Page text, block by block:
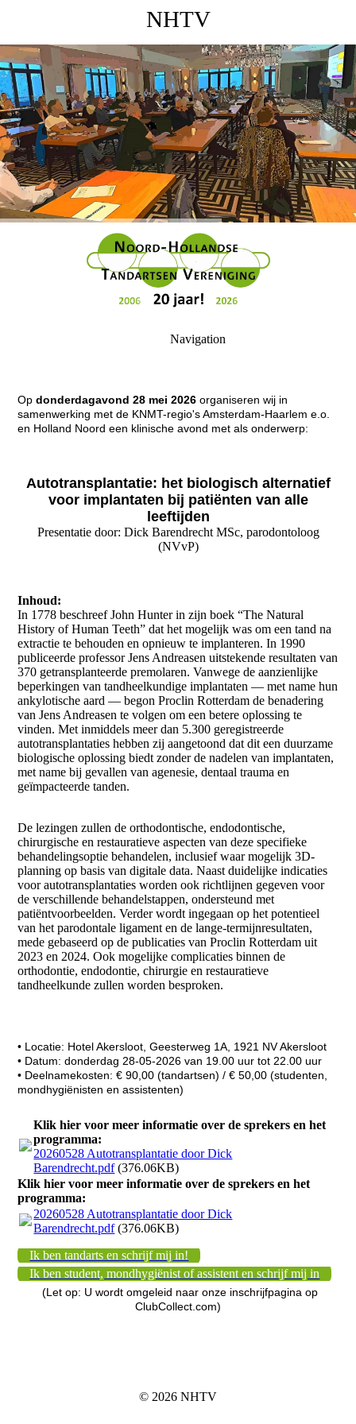
NHTV
Navigation
Opdonderdagavond28 mei 2026organiseren wij in
samenwerking met de KNMT-regio's Amsterdam-Haarlem e.o.
en Holland Noord een klinische avond met als onderwerp:
Autotransplantatie: het biologisch alternatief
voor implantaten bij patiënten van alle
leeftijden
Presentatie door: Dick Barendrecht MSc, parodontoloog
(NVvP)
Inhoud:
In 1778 beschreef John Hunter in zijn boek “The Natural
History of Human Teeth” dat het mogelijk was om een tand na
extractie te behouden en opnieuw te implanteren. In 1990
publiceerde professor Jens Andreasen uitstekende resultaten van
370 getransplanteerde premolaren. Vanwege de aanzienlijke
beperkingen van tandheelkundige implantaten — met name hun
ankylotische aard — begon Proclin Rotterdam de benadering
van Jens Andreasen te volgen om een betere oplossing te
vinden. Met inmiddels meer dan 5.300 geregistreerde
autotransplantaties hebben zij aangetoond dat dit een duurzame
biologische oplossing biedt zonder de nadelen van implantaten,
met name bij gevallen van agenesie, dentaal trauma en
geïmpacteerde tanden.
De lezingen zullen de orthodontische, endodontische,
chirurgische en restauratieve aspecten van deze specifieke
behandelingsoptie behandelen, inclusief waar mogelijk 3D-
planning op basis van digitale data. Naast duidelijke indicaties
voor autotransplantaties worden ook richtlijnen gegeven voor
de verschillende behandelstappen, ondersteund met
patiëntvoorbeelden. Verder wordt ingegaan op het potentieel
van het parodontale ligament en de lange-termijnresultaten,
mede gebaseerd op de publicaties van Proclin Rotterdam uit
2023 en 2024. Ook mogelijke complicaties binnen de
orthodontie, endodontie, chirurgie en restauratieve
tandheelkunde zullen worden besproken.
• Locatie: Hotel Akersloot, Geesterweg 1A, 1921 NV Akersloot
• Datum: donderdag 28-05-2026 van 19.00 uur tot 22.00 uur
• Deelnamekosten: € 90,00 (tandartsen) / € 50,00 (studenten,
mondhygiënisten en assistenten)
Klik hier voor meer informatie over de sprekers en het
programma:
20260528 Autotransplantatie door Dick
Barendrecht.pdf(376.06KB)
Klik hier voor meer informatie over de sprekers en het
programma:
20260528 Autotransplantatie door Dick
Barendrecht.pdf(376.06KB)
Ik ben tandarts en schrijf mij in!
Ik ben student, mondhygiënist of assistent en schrijf mij in
(Let op: U wordt omgeleid naar onze inschrijfpagina op
ClubCollect.com)
© 2026 NHTV